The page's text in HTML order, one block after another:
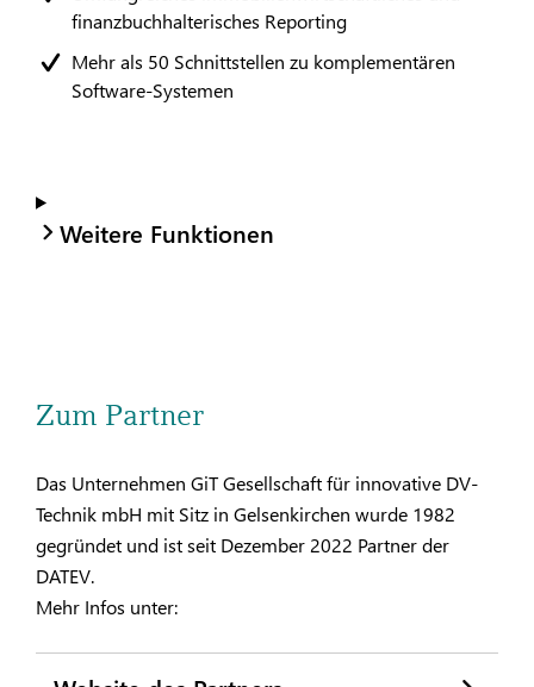
finanzbuchhalterisches Reporting
Mehr als 50 Schnittstellen zu komplementären
Software-Systemen
Weitere Funktionen
Zum Partner
Das Unternehmen GiT Gesellschaft für innovative DV-
Technik mbH mit Sitz in Gelsenkirchen wurde 1982
gegründet und ist seit Dezember 2022 Partner der
DATEV.
Mehr Infos unter: